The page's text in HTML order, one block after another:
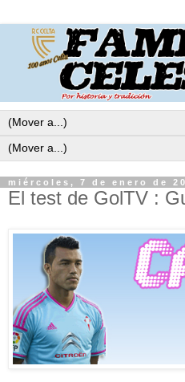
miércoles, 7 de enero de
El test de GolTV :